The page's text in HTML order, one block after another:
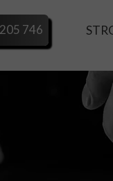
746